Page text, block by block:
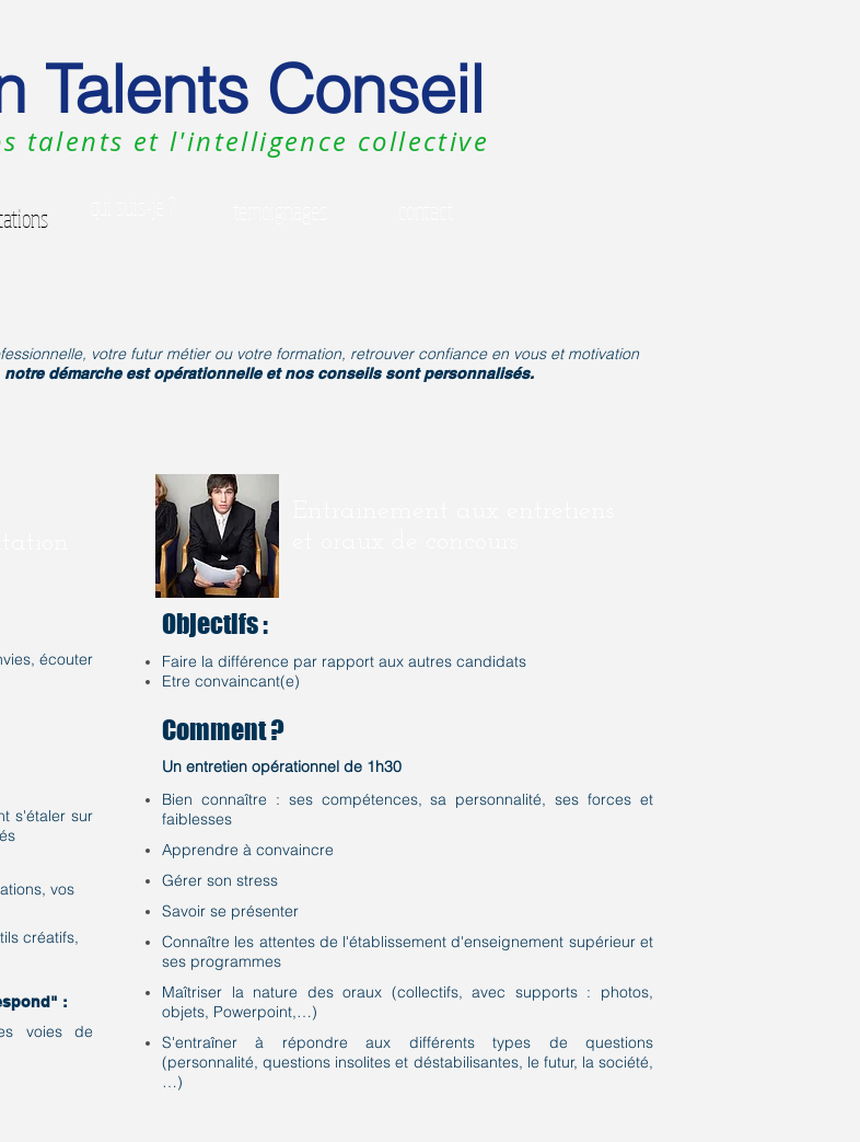
Talents Conseil
talents et l'intelligence collective
votre futur métier ou votre formation, retrouver confiance en vous et motivation
notre démarche est opérationnelle et nos conseils sont personnalisés.
écouter
s'étaler sur
vos
créatifs,
:
voies de
Objectifs :
Faire la différence par rapport aux autres candidats
Etre convaincant(e)
Comment ?
Un entretien opérationnel de 1h30
Bien connaître : ses compétences, sa personnalité, ses forces et
faiblesses
Apprendre à convaincre
Gérer son stress
Savoir se présenter
Connaître les attentes de l'établissement d'enseignement supérieur et
ses programmes
Maîtriser la nature des oraux (collectifs, avec supports : photos,
objets, Powerpoint,…)
S'entraîner à répondre aux différents types de questions
(personnalité, questions insolites et déstabilisantes, le futur, la société,
…)